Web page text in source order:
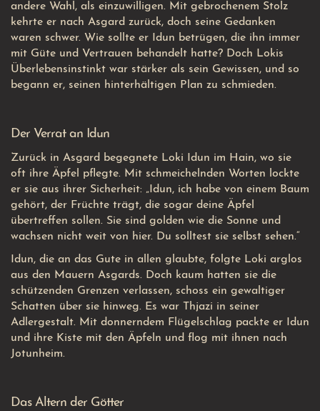
andere Wahl, als einzuwilligen. Mit gebrochenem Stolz
kehrte er nach Asgard zurück, doch seine Gedanken
waren schwer. Wie sollte er Idun betrügen, die ihn immer
mit Güte und Vertrauen behandelt hatte? Doch Lokis
Überlebensinstinkt war stärker als sein Gewissen, und so
begann er, seinen hinterhältigen Plan zu schmieden.
Der Verrat an Idun
Zurück in Asgard begegnete Loki Idun im Hain, wo sie
oft ihre Äpfel pflegte. Mit schmeichelnden Worten lockte
er sie aus ihrer Sicherheit: „Idun, ich habe von einem Baum
gehört, der Früchte trägt, die sogar deine Äpfel
übertreffen sollen. Sie sind golden wie die Sonne und
wachsen nicht weit von hier. Du solltest sie selbst sehen.“
Idun, die an das Gute in allen glaubte, folgte Loki arglos
aus den Mauern Asgards. Doch kaum hatten sie die
schützenden Grenzen verlassen, schoss ein gewaltiger
Schatten über sie hinweg. Es war Thjazi in seiner
Adlergestalt. Mit donnerndem Flügelschlag packte er Idun
und ihre Kiste mit den Äpfeln und flog mit ihnen nach
Jotunheim.
Das Altern der Götter